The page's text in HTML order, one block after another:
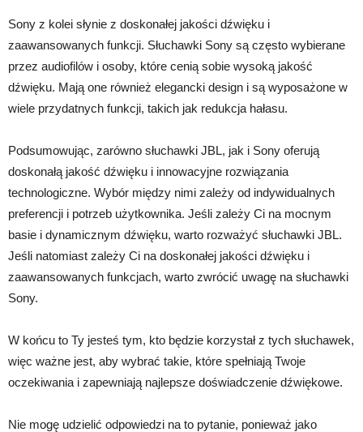
Sony z kolei słynie z doskonałej jakości dźwięku i
zaawansowanych funkcji. Słuchawki Sony są często wybierane
przez audiofilów i osoby, które cenią sobie wysoką jakość
dźwięku. Mają one również elegancki design i są wyposażone w
wiele przydatnych funkcji, takich jak redukcja hałasu.
Podsumowując, zarówno słuchawki JBL, jak i Sony oferują
doskonałą jakość dźwięku i innowacyjne rozwiązania
technologiczne. Wybór między nimi zależy od indywidualnych
preferencji i potrzeb użytkownika. Jeśli zależy Ci na mocnym
basie i dynamicznym dźwięku, warto rozważyć słuchawki JBL.
Jeśli natomiast zależy Ci na doskonałej jakości dźwięku i
zaawansowanych funkcjach, warto zwrócić uwagę na słuchawki
Sony.
W końcu to Ty jesteś tym, kto będzie korzystał z tych słuchawek,
więc ważne jest, aby wybrać takie, które spełniają Twoje
oczekiwania i zapewniają najlepsze doświadczenie dźwiękowe.
Nie mogę udzielić odpowiedzi na to pytanie, ponieważ jako